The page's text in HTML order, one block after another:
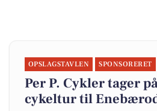
OPSLAGSTAVLEN SPONSORERET
Per P. Cykler tager
cykeltur til